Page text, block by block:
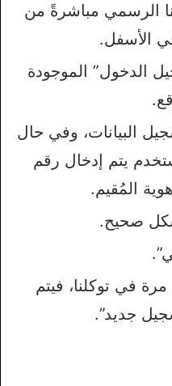
الرسمي مباشرةً من
الأسفل.
الدخول” الموجودة
البيانات، وفي حال
يتم إدخال رقم
المُقيم.
صحيح.
في توكلنا، فيتم
جديد”.